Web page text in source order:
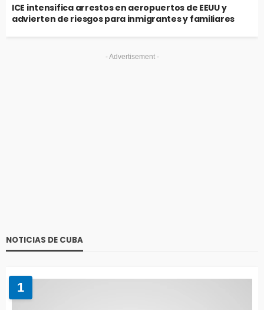
ICE intensifica arrestos en aeropuertos de EEUU y
advierten de riesgos para inmigrantes y familiares
- Advertisement -
NOTICIAS DE CUBA
1